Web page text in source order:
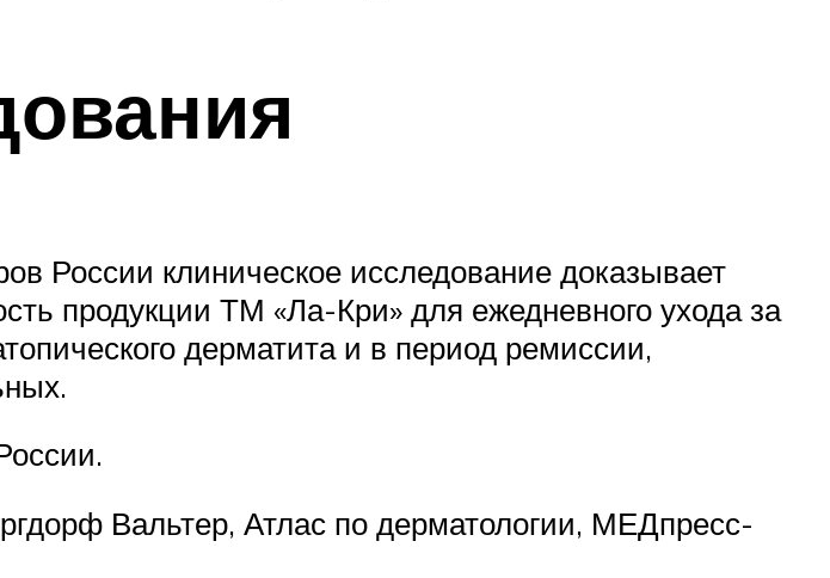
России клиническое исследование доказывает
продукции ТМ «Ла-Кри» для ежедневного ухода за
дерматита и в период ремиссии,
Вальтер, Атлас по дерматологии, МЕДпресс-